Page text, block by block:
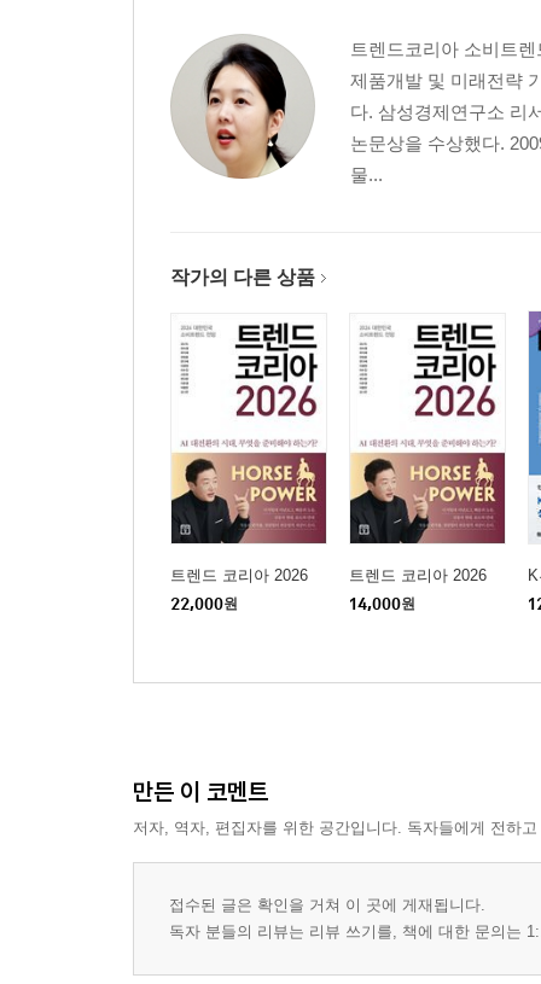
트렌드코리아 소비트
제품개발 및 미래전략
다. 삼성경제연구소 리
논문상을 수상했다.
물...
작가의 다른 상품
트렌드 코리아 2026
22,000원
트렌드 코리아 2026
14,000원
만든 이 코멘트
저자, 역자, 편집자를 위한 공간입니다. 독자들에게 전하
접수된 글은 확인을 거쳐 이 곳에 게재됩니다.
독자 분들의 리뷰는 리뷰 쓰기를, 책에 대한 문의는